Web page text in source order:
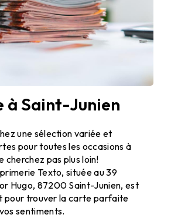
à Saint-Junien
une sélection variée et
pour toutes les occasions à
cherchez pas plus loin!
Texto, située au 39
Hugo, 87200 Saint-Junien, est
pour trouver la carte parfaite
sentiments.